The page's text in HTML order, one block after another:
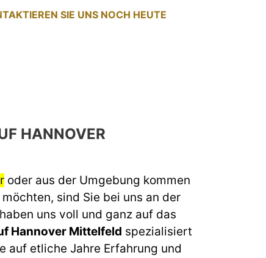
SIE UNS NOCH HEUTE
HANNOVER
oder aus der Umgebung kommen
sind Sie bei uns an der
uns voll und ganz auf das
Hannover Mittelfeld spezialisiert
auf etliche Jahre Erfahrung und